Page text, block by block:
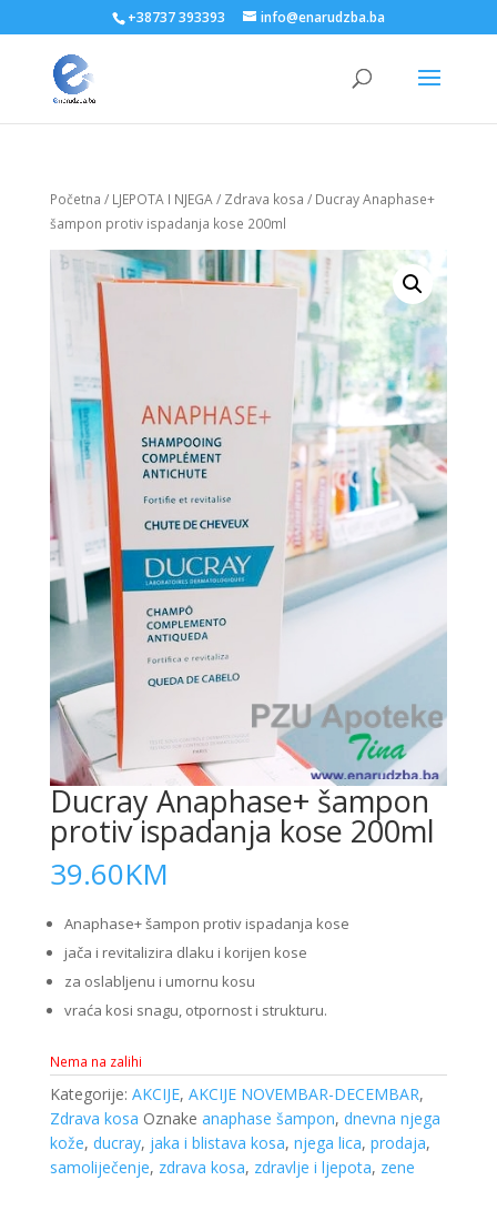
+38737 393393 info@enarudzba.ba
Početna / LJEPOTA I NJEGA/ Zdrava kosa / Ducray Anaphase+
šampon protiv ispadanja kose 200ml
Ducray Anaphase+ šampon
protiv ispadanja kose 200ml
39.60KM
Anaphase+ šampon protiv ispadanja kose
jača i revitalizira dlaku i korijen kose
za oslabljenu i umornu kosu
vraća kosi snagu, otpornost i strukturu.
Nema na zalihi
Kategorije: AKCIJE, AKCIJE NOVEMBAR-DECEMBAR,
Zdrava kosa Oznake anaphase šampon, dnevna njega
kože, ducray, jaka i blistava kosa, njega lica, prodaja,
samoliječenje, zdrava kosa, zdravlje i ljepota, zene